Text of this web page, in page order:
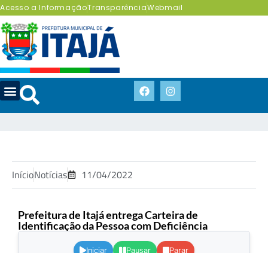
Acesso a InformaçãoTransparênciaWebmail
InícioNotícias 11/04/2022
Prefeitura de Itajá entrega Carteira de
Identificação da Pessoa com Deficiência
Iniciar Pausar Parar